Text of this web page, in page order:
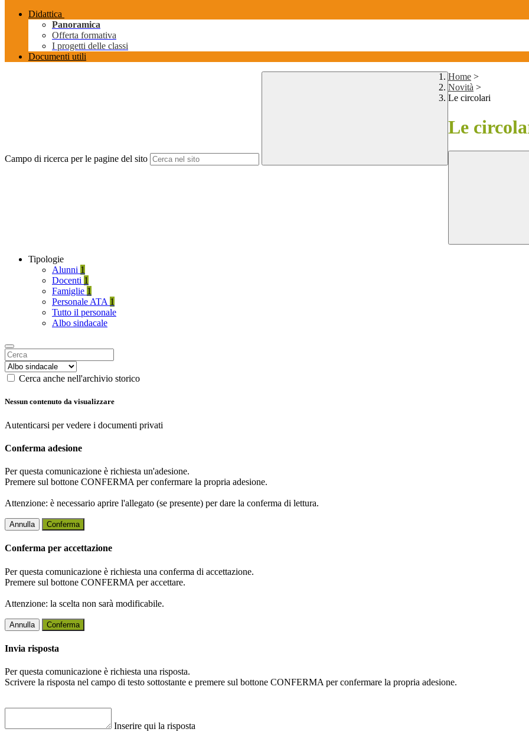
Didattica
Panoramica
Offerta formativa
I progetti delle classi
Documenti utili
Campo di ricerca per le pagine del sito
Home >
Novità >
Le circolari
Le
Tipologie
Alunni 1
Docenti 1
Famiglie 1
Personale ATA 1
Tutto il personale
Albo sindacale
Cerca anche nell'archivio storico
Nessun contenuto da visualizzare
Autenticarsi per vedere i documenti privati
Conferma adesione
Per questa comunicazione è richiesta un'adesione.
Premere sul bottone CONFERMA per confermare la propria adesione.
Attenzione: è necessario aprire l'allegato (se presente) per dare la conferma di lettura.
Annulla Conferma
Conferma per accettazione
Per questa comunicazione è richiesta una conferma di accettazione.
Premere sul bottone CONFERMA per accettare.
Attenzione: la scelta non sarà modificabile.
Annulla Conferma
Invia risposta
Per questa comunicazione è richiesta una risposta.
Scrivere la risposta nel campo di testo sottostante e premere sul bottone CONFERMA per confermare la propria adesione.
Inserire qui la risposta